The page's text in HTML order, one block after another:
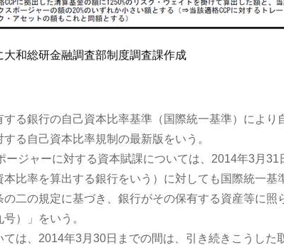
大和総研金融調査部制度調査課作成
る銀行の自己資本比率基準（国際統一基準）により
る自己資本比率規制の最新版をいう。
ージャーに対する資本賦課については、2014年3月
本比率を算出する銀行をいう）に対しても国際統一基
の二の規定に基づき、銀行がその保有する資産等に
）」をいう。
は、2014年3月30日までの間は、引き続きこうした